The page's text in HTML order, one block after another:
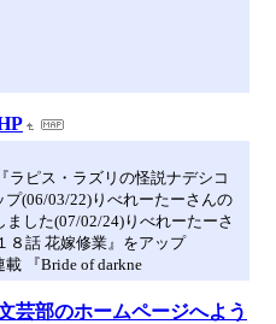
ラピス・ラズリの怪説ナデシコ
(06/03/22)りべれーたーさんの
ました(07/02/24)りべれーたーさ
８話 花嫁修業』をアップ
『Bride of darkne
芸部のホームページへよう